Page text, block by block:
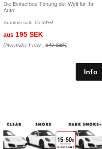
Die Einfachste Tönung der Welt für Ihr
Auto!
Summer sale 15-50%!
aus 195 SEK
(Normaler Preis : 349 SEK)